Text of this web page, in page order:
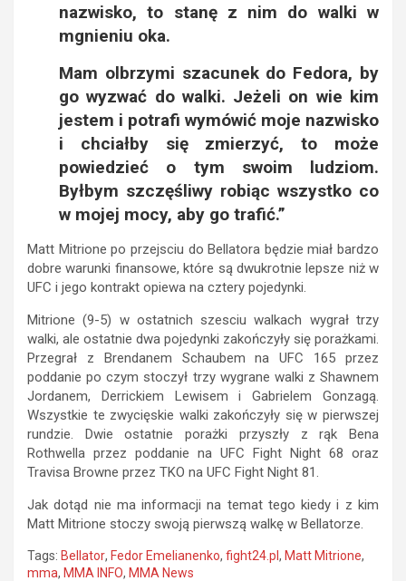
nazwisko, to stanę z nim do walki w
mgnieniu oka.
Mam olbrzymi szacunek do Fedora, by
go wyzwać do walki. Jeżeli on wie kim
jestem i potrafi wymówić moje nazwisko
i chciałby się zmierzyć, to może
powiedzieć o tym swoim ludziom.
Byłbym szczęśliwy robiąc wszystko co
w mojej mocy, aby go trafić.”
Matt Mitrione po przejsciu do Bellatora będzie miał bardzo
dobre warunki finansowe, które są dwukrotnie lepsze niż w
UFC i jego kontrakt opiewa na cztery pojedynki.
Mitrione (9-5) w ostatnich szesciu walkach wygrał trzy
walki, ale ostatnie dwa pojedynki zakończyły się porażkami.
Przegrał z Brendanem Schaubem na UFC 165 przez
poddanie po czym stoczył trzy wygrane walki z Shawnem
Jordanem, Derrickiem Lewisem i Gabrielem Gonzagą.
Wszystkie te zwycięskie walki zakończyły się w pierwszej
rundzie. Dwie ostatnie porażki przyszły z rąk Bena
Rothwella przez poddanie na UFC Fight Night 68 oraz
Travisa Browne przez TKO na UFC Fight Night 81.
Jak dotąd nie ma informacji na temat tego kiedy i z kim
Matt Mitrione stoczy swoją pierwszą walkę w Bellatorze.
Tags: Bellator, Fedor Emelianenko, fight24.pl , Matt Mitrione,
mma, MMA INFO, MMA News